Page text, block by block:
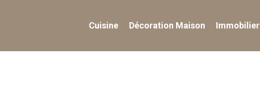
Cuisine Décoration Maison Immobilier